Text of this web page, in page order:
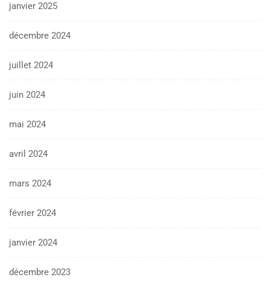
janvier 2025
décembre 2024
juillet 2024
juin 2024
mai 2024
avril 2024
mars 2024
février 2024
janvier 2024
décembre 2023